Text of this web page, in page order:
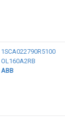
1SCA022790R5100
OL160A2RB
ABB